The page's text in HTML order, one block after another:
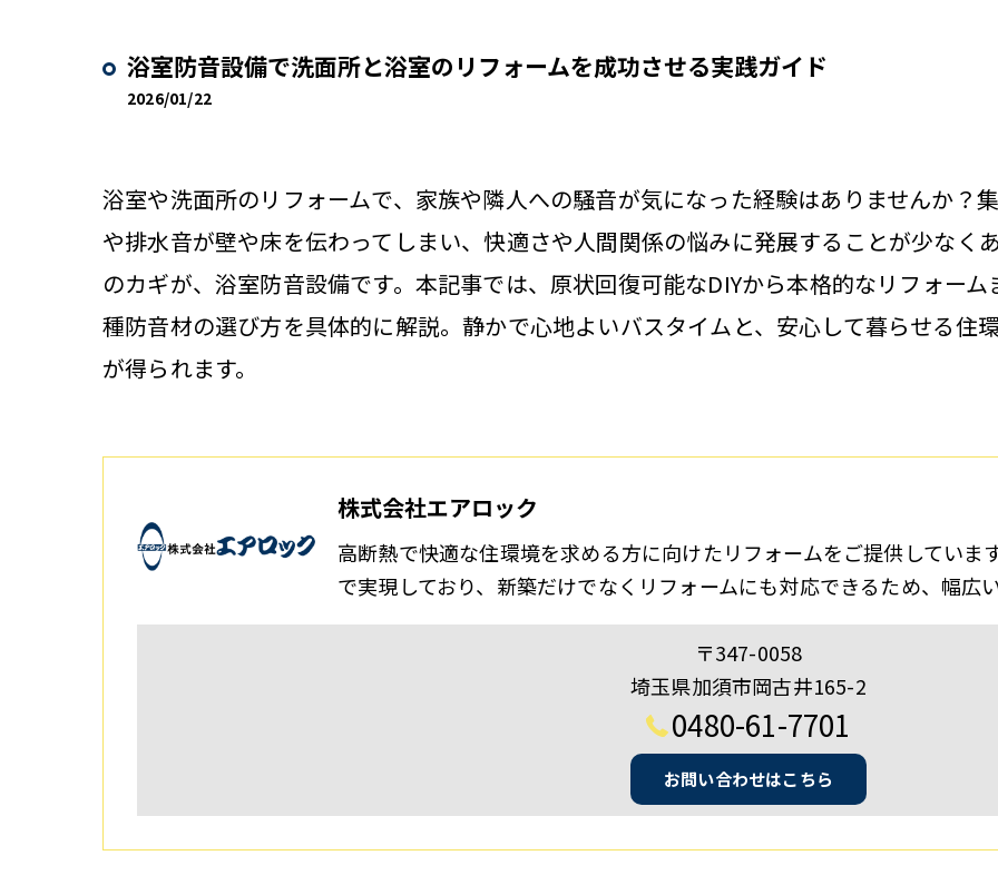
浴室防音設備で洗面所と浴室のリフォームを成功させる実践ガイド
2026/01/22
浴室や洗面所のリフォームで、家族や隣人への騒音が気になった経験はありませんか？
や排水音が壁や床を伝わってしまい、快適さや人間関係の悩みに発展することが少なく
のカギが、浴室防音設備です。本記事では、原状回復可能なDIYから本格的なリフォー
種防音材の選び方を具体的に解説。静かで心地よいバスタイムと、安心して暮らせる住
が得られます。
株式会社エアロック
高断熱で快適な住環境を求める方に向けたリフォームをご提供していま
で実現しており、新築だけでなくリフォームにも対応できるため、幅広
〒347-0058
埼玉県加須市岡古井165-2
0480-61-7701
お問い合わせはこちら